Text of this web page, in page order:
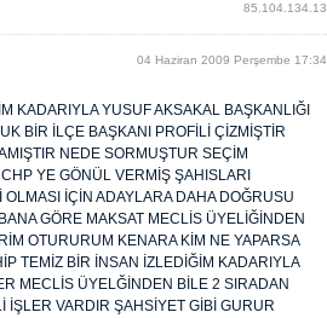
85.104.134.13
04 Haziran 2009 Perşembe 17:34
KADARIYLA YUSUF AKSAKAL BAŞKANLIĞI
BİR İLÇE BAŞKANI PROFİLİ ÇİZMİŞTİR
NEDE SORMUŞTUR SEÇİM
YE GÖNÜL VERMİŞ ŞAHISLARI
İÇİN ADAYLARA DAHA DOĞRUSU
GÖRE MAKSAT MECLİS ÜYELİĞİNDEN
OTURURUM KENARA KİM NE YAPARSA
TEMİZ BİR İNSAN İZLEDİĞİM KADARIYLA
MECLİS ÜYELĞİNDEN BİLE 2 SIRADAN
İŞLER VARDIR ŞAHSİYET GİBİ GURUR